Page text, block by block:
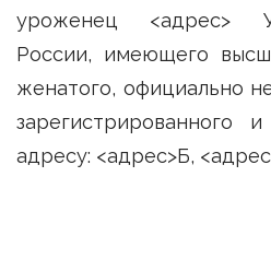
уроженец <адрес>
России, имеющего
женатого, официально
зарегистрированного
адресу: <адрес>Б,